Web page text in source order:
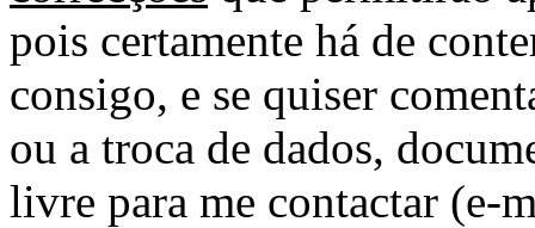
pois certamente há de
consigo, e se quiser
ou a troca de dados,
livre para me contactar (e-